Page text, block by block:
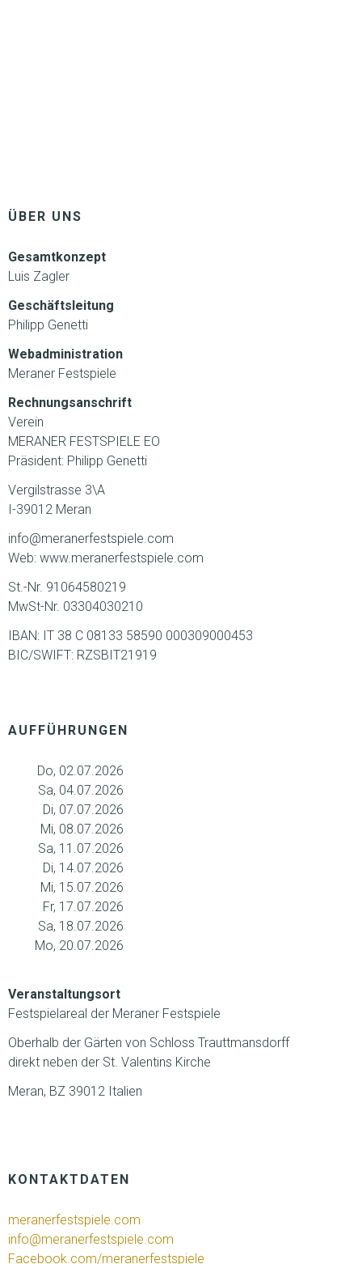
ÜBER UNS
Gesamtkonzept
Luis Zagler
Geschäftsleitung
Philipp Genetti
Webadministration
Meraner Festspiele
Rechnungsanschrift
Verein
MERANER FESTSPIELE EO
Präsident: Philipp Genetti
Vergilstrasse 3\A
I-39012 Meran
info@meranerfestspiele.com
Web: www.meranerfestspiele.com
St.-Nr. 91064580219
MwSt-Nr. 03304030210
IBAN: IT 38 C 08133 58590 000309000453
BIC/SWIFT: RZSBIT21919
AUFFÜHRUNGEN
Do, 02.07.2026
Sa, 04.07.2026
Di, 07.07.2026
Mi, 08.07.2026
Sa, 11.07.2026
Di, 14.07.2026
Mi, 15.07.2026
Fr, 17.07.2026
Sa, 18.07.2026
Mo, 20.07.2026
Veranstaltungsort
Festspielareal der Meraner Festspiele
Oberhalb der Gärten von Schloss Trauttmansdorff
direkt neben der St. Valentins Kirche
Meran, BZ 39012 Italien
KONTAKTDATEN
meranerfestspiele.com
info@meranerfestspiele.com
Facebook.com/meranerfestspiele